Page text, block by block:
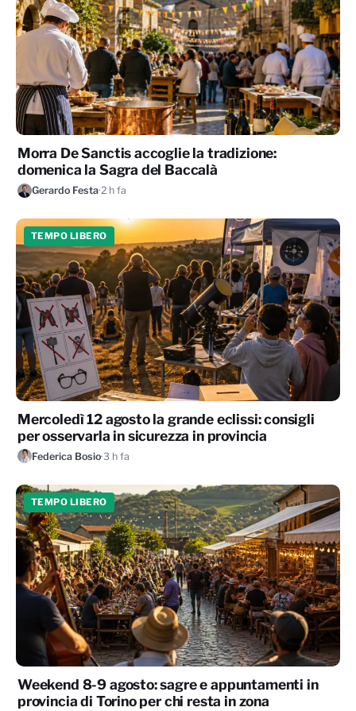
Morra De Sanctis accoglie la tradizione:
domenica la Sagra del Baccalà
Gerardo Festa·2 h fa
TEMPO LIBERO
Mercoledì 12 agosto la grande eclissi: consigli
per osservarla in sicurezza in provincia
Federica Bosio·3 h fa
TEMPO LIBERO
Weekend 8-9 agosto: sagre e appuntamenti in
provincia di Torino per chi resta in zona